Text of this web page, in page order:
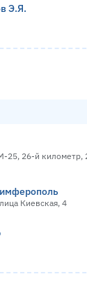
Э.Я.
25, 26-й километр,
Киевская, 4